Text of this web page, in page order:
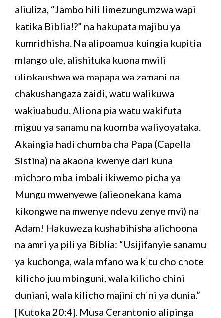
aliuliza, “Jambo hili limezungumzwa wapi
katika Biblia!?” na hakupata majibu ya
kumridhisha. Na alipoamua kuingia kupitia
mlango ule, alishituka kuona mwili
uliokaushwa wa mapapa wa zamani na
chakushangaza zaidi, watu walikuwa
wakiuabudu. Aliona pia watu wakifuta
miguu ya sanamu na kuomba waliyoyataka.
Akaingia hadi chumba cha Papa (Capella
Sistina) na akaona kwenye dari kuna
michoro mbalimbali ikiwemo picha ya
Mungu mwenyewe (alieonekana kama
kikongwe na mwenye ndevu zenye mvi) na
Adam! Hakuweza kushabihisha alichoona
na amri ya pili ya Biblia: “Usijifanyie sanamu
ya kuchonga, wala mfano wa kitu cho chote
kilicho juu mbinguni, wala kilicho chini
duniani, wala kilicho majini chini ya dunia.”
[Kutoka 20:4]. Musa Cerantonio alipinga